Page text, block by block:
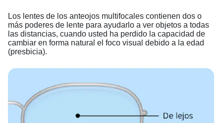
Los lentes de los anteojos multifocales contienen dos o
más poderes de lente para ayudarlo a ver objetos a todas
las distancias, cuando usted ha perdido la capacidad de
cambiar en forma natural el foco visual debido a la edad
(presbicia).